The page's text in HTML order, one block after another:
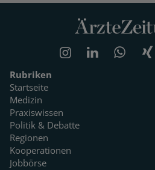
Rubriken
Startseite
Medizin
Praxiswissen
Politik & Debatte
Regionen
Kooperationen
Jobbörse